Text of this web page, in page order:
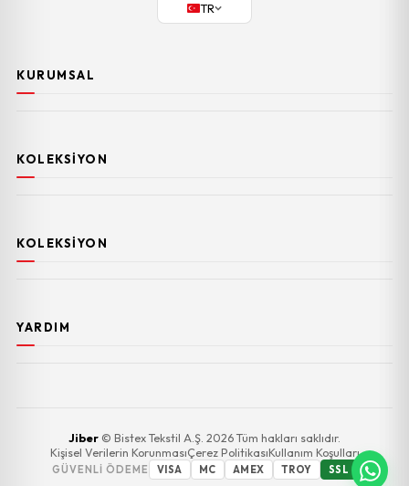
TR
KURUMSAL
KOLEKSIYON
KOLEKSIYON
YARDIM
Jiber © Bistex Tekstil A.Ş. 2026 Tüm hakları saklıdır.
Kişisel Verilerin KorunmasıÇerez PolitikasıKullanım Koşulları
GÜVENLI ÖDEME VISA MC AMEX TROY SSL